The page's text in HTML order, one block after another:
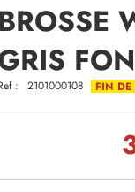
BROSSE
: 2101000108 FIN DE